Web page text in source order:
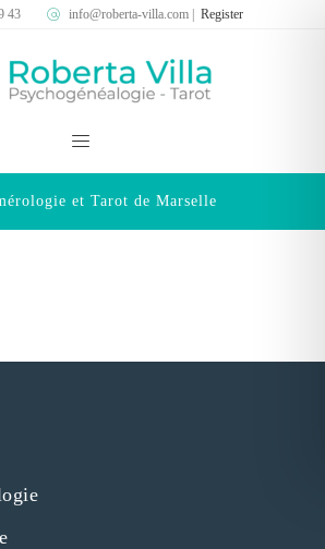
43 info@roberta-villa.com| Register
et Tarot de Marselle